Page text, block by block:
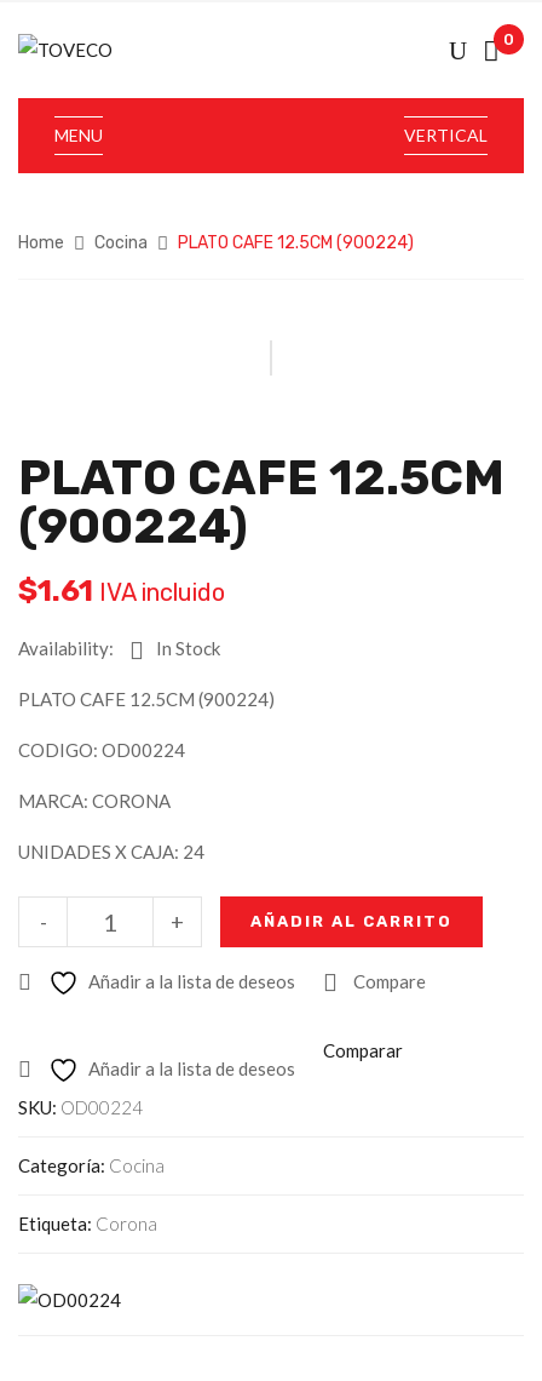
0
VERTICAL
MENU
Home Cocina PLATO CAFE 12.5CM (900224)
PLATO CAFE 12.5CM
(900224)
$1.61 IVA incluido
Availability: In Stock
PLATO CAFE 12.5CM (900224)
CODIGO: OD00224
MARCA: CORONA
UNIDADES X CAJA: 24
+
- AÑADIR AL CARRITO
Añadir a la lista de deseos Compare
Añadir a la lista de deseos
Comparar
SKU: OD00224
Categoría: Cocina
Etiqueta: Corona